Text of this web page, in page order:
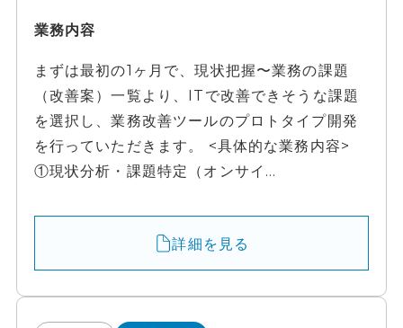
業務内容
まずは最初の1ヶ月で、現状把握〜業務の課題
（改善案）一覧より、ITで改善できそうな課題
を選択し、業務改善ツールのプロトタイプ開発
を行っていただきます。 <具体的な業務内容>
①現状分析・課題特定（オンサイ...
詳細を見る